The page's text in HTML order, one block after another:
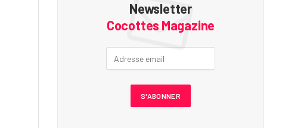
Newsletter
Cocottes Magazine